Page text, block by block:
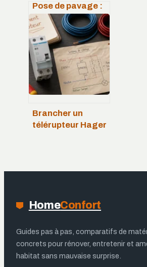
Pose de pavage :
2 % de pente et 3
secrets de
compactage pour
un sol qui ne
bouge pas
Brancher un
télérupteur Hager
HomeConfort
Guides pas à pas, comparatifs de
concrets pour rénover, entretenir et
habitat sans mauvaise surprise.